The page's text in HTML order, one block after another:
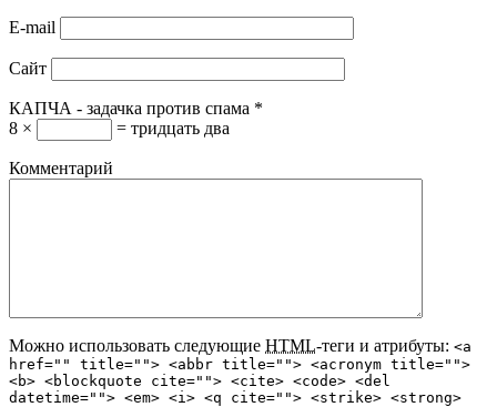
E-mail
Сайт
КАПЧА - задачка против спама *
8 ×
= тридцать два
Комментарий
Можно использовать следующие HTML-теги и атрибуты: <a
href="" title=""> <abbr title=""> <acronym title="">
<b> <blockquote cite=""> <cite> <code> <del
datetime=""> <em> <i> <q cite=""> <strike> <strong>